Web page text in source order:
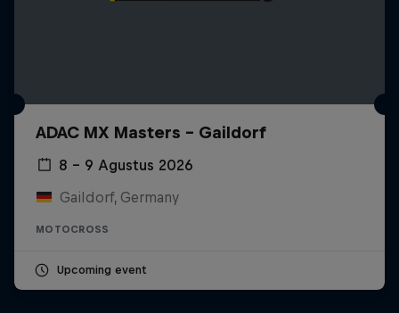
ADAC MX Masters – Gaildorf
8 – 9 Agustus 2026
Gaildorf, Germany
MOTOCROSS
Upcoming event